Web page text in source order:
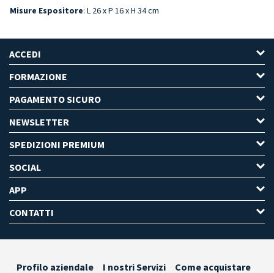
Misure Espositore: L 26 x P 16 x H 34 cm
ACCEDI
FORMAZIONE
PAGAMENTO SICURO
NEWSLETTER
SPEDIZIONI PREMIUM
SOCIAL
APP
CONTATTI
Profilo aziendale I nostri Servizi
Come acquistare